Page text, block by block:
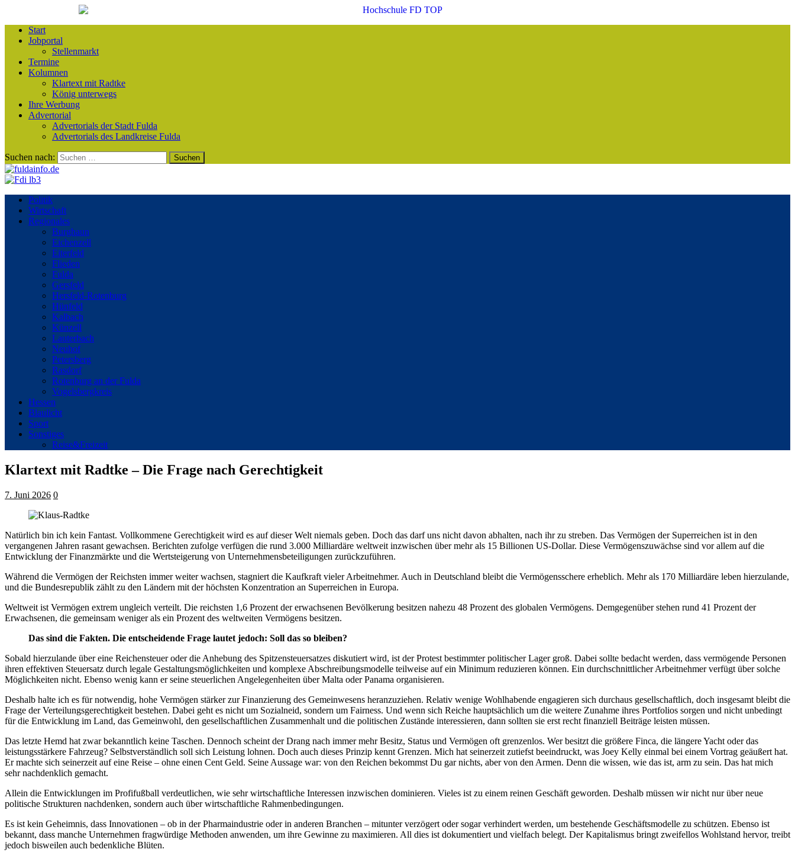
Start
Jobportal
Stellenmarkt
Termine
Kolumnen
Klartext mit Radtke
König unterwegs
Ihre Werbung
Advertorial
Advertorials der Stadt Fulda
Advertorials des Landkreise Fulda
Suchen nach:
Politik
Wirtschaft
Regionales
Burghaun
Eichenzell
Eiterfeld
Flieden
Fulda
Gersfeld
Hersfeld-Rotenburg
Hünfeld
Kalbach
Künzell
Lauterbach
Neuhof
Petersberg
Rasdorf
Rotenburg an der Fulda
Vogelsbergkreis
Hessen
Blaulicht
Sport
Sonstiges
Reise&Freizeit
Klartext mit Radtke – Die Frage nach Gerechtigkeit
7. Juni 2026 0
Natürlich bin ich kein Fantast. Vollkommene Gerechtigkeit wird es auf dieser Welt niemals geben. Doch das darf uns nicht davon abhalten, nach ihr zu streben. Das Vermögen der Superreichen ist in den
vergangenen Jahren rasant gewachsen. Berichten zufolge verfügen die rund 3.000 Milliardäre weltweit inzwischen über mehr als 15 Billionen US-Dollar. Diese Vermögenszuwächse sind vor allem auf die
Entwicklung der Finanzmärkte und die Wertsteigerung von Unternehmensbeteiligungen zurückzuführen.
Während die Vermögen der Reichsten immer weiter wachsen, stagniert die Kaufkraft vieler Arbeitnehmer. Auch in Deutschland bleibt die Vermögensschere erheblich. Mehr als 170 Milliardäre leben hierzulande,
und die Bundesrepublik zählt zu den Ländern mit der höchsten Konzentration an Superreichen in Europa.
Weltweit ist Vermögen extrem ungleich verteilt. Die reichsten 1,6 Prozent der erwachsenen Bevölkerung besitzen nahezu 48 Prozent des globalen Vermögens. Demgegenüber stehen rund 41 Prozent der
Erwachsenen, die gemeinsam weniger als ein Prozent des weltweiten Vermögens besitzen.
Das sind die Fakten. Die entscheidende Frage lautet jedoch: Soll das so bleiben?
Sobald hierzulande über eine Reichensteuer oder die Anhebung des Spitzensteuersatzes diskutiert wird, ist der Protest bestimmter politischer Lager groß. Dabei sollte bedacht werden, dass vermögende Personen
ihren effektiven Steuersatz durch legale Gestaltungsmöglichkeiten und komplexe Abschreibungsmodelle teilweise auf ein Minimum reduzieren können. Ein durchschnittlicher Arbeitnehmer verfügt über solche
Möglichkeiten nicht. Ebenso wenig kann er seine steuerlichen Angelegenheiten über Malta oder Panama organisieren.
Deshalb halte ich es für notwendig, hohe Vermögen stärker zur Finanzierung des Gemeinwesens heranzuziehen. Relativ wenige Wohlhabende engagieren sich durchaus gesellschaftlich, doch insgesamt bleibt die
Frage der Verteilungsgerechtigkeit bestehen. Dabei geht es nicht um Sozialneid, sondern um Fairness. Und wenn sich Reiche hauptsächlich um die weitere Zunahme ihres Portfolios sorgen und nicht unbedingt
für die Entwicklung im Land, das Gemeinwohl, den gesellschaftlichen Zusammenhalt und die politischen Zustände interessieren, dann sollten sie erst recht finanziell Beiträge leisten müssen.
Das letzte Hemd hat zwar bekanntlich keine Taschen. Dennoch scheint der Drang nach immer mehr Besitz, Status und Vermögen oft grenzenlos. Wer besitzt die größere Finca, die längere Yacht oder das
leistungsstärkere Fahrzeug? Selbstverständlich soll sich Leistung lohnen. Doch auch dieses Prinzip kennt Grenzen. Mich hat seinerzeit zutiefst beeindruckt, was Joey Kelly einmal bei einem Vortrag geäußert hat.
Er machte sich seinerzeit auf eine Reise – ohne einen Cent Geld. Seine Aussage war: von den Reichen bekommst Du gar nichts, aber von den Armen. Denn die wissen, wie das ist, arm zu sein. Das hat mich
sehr nachdenklich gemacht.
Allein die Entwicklungen im Profifußball verdeutlichen, wie sehr wirtschaftliche Interessen inzwischen dominieren. Vieles ist zu einem reinen Geschäft geworden. Deshalb müssen wir nicht nur über neue
politische Strukturen nachdenken, sondern auch über wirtschaftliche Rahmenbedingungen.
Es ist kein Geheimnis, dass Innovationen – ob in der Pharmaindustrie oder in anderen Branchen – mitunter verzögert oder sogar verhindert werden, um bestehende Geschäftsmodelle zu schützen. Ebenso ist
bekannt, dass manche Unternehmen fragwürdige Methoden anwenden, um ihre Gewinne zu maximieren. All dies ist dokumentiert und vielfach belegt. Der Kapitalismus bringt zweifellos Wohlstand hervor, treibt
jedoch bisweilen auch bedenkliche Blüten.